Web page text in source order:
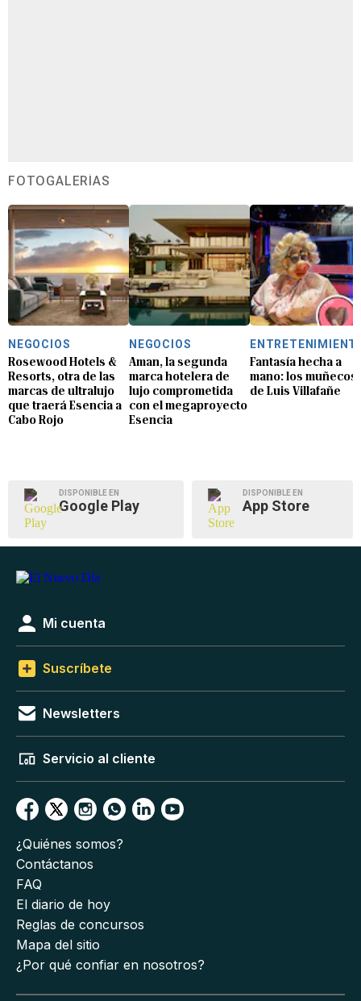
FOTOGALERÍAS
NEGOCIOS
Rosewood Hotels &
Resorts, otra de las
marcas de ultralujo
que traerá Esencia a
Cabo Rojo
NEGOCIOS
Aman, la segunda
marca hotelera de
lujo comprometida
con el megaproyecto
Esencia
Fantasía hecha a
mano: los muñecos
de Luis Villafañe
DISPONIBLE EN
Google Play
DISPONIBLE EN
App Store
Mi cuenta
Suscríbete
Newsletters
Servicio al cliente
¿Quiénes somos?
Contáctanos
FAQ
El diario de hoy
Reglas de concursos
Mapa del sitio
¿Por qué confiar en nosotros?